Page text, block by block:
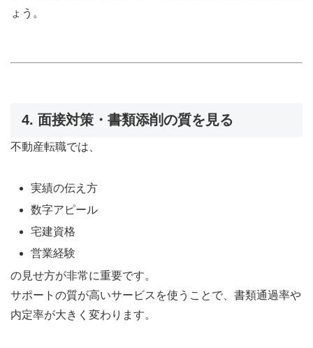
ょう。
4. 面接対策・書類添削の質を見る
不動産転職では、
実績の伝え方
数字アピール
宅建資格
営業経験
の見せ方が非常に重要です。
サポートの質が高いサービスを使うことで、書類通過率や
内定率が大きく変わります。